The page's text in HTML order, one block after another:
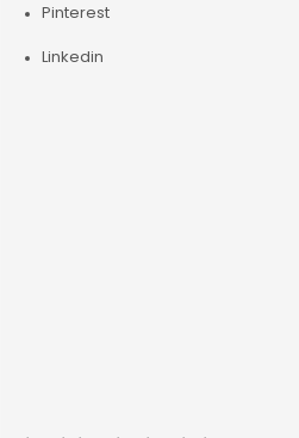
Pinterest
Linkedin